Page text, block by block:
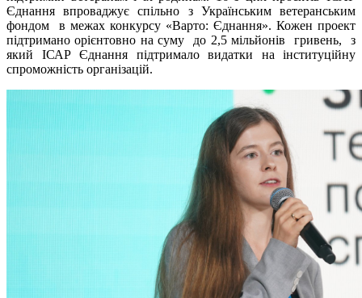
Єднання впроваджує спільно з Українським ветеранським
фондом в межах конкурсу «Варто: Єднання». Кожен проект
підтримано орієнтовно на суму до 2,5 мільйонів гривень, з
який ІСАР Єднання підтримало видатки на інституційну
спроможність організацій.